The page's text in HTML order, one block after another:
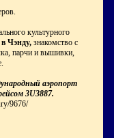
культурного
Чэнду,знакомство с
парчи и вышивки,
аэропорт
3U3887.
9676/